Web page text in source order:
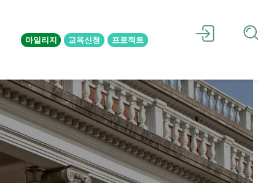
마일리지 교육신청 프로젝트